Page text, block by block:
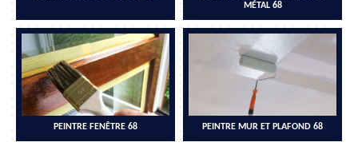
MÉTAL 68
PEINTRE FENÊTRE 68 PEINTRE MUR ET PLAFOND 68